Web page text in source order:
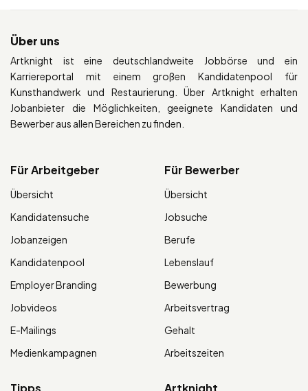
Über uns
Artknight ist eine deutschlandweite Jobbörse und ein
Karriereportal mit einem großen Kandidatenpool für
Kunsthandwerk und Restaurierung. Über Artknight erhalten
Jobanbieter die Möglichkeiten, geeignete Kandidaten und
Bewerber aus allen Bereichen zu finden.
Für Arbeitgeber
Übersicht
Kandidatensuche
Jobanzeigen
Kandidatenpool
Employer Branding
Jobvideos
E-Mailings
Medienkampagnen
Für Bewerber
Übersicht
Jobsuche
Berufe
Lebenslauf
Bewerbung
Arbeitsvertrag
Gehalt
Arbeitszeiten
Tipps Artknight